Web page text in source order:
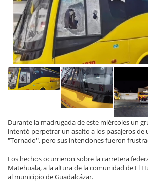
Durante la madrugada de este miércoles un
intentó perpetrar un asalto a los pasajeros de
"Tornado", pero sus intenciones fueron
Los hechos ocurrieron sobre la carretera
Matehuala, a la altura de la comunidad de El
al municipio de Guadalcázar.